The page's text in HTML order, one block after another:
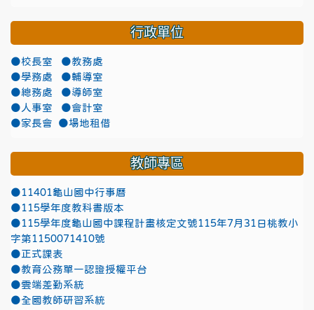
行政單位
●校長室
●教務處
●學務處
●輔導室
●總務處
●導師室
●人事室
●會計室
●家長會
●場地租借
教師專區
●11401龜山國中行事曆
●115學年度教科書版本
●115學年度龜山國中課程計畫核定文號115年7月31日桃教小
字第1150071410號
●正式課表
●教育公務單一認證授權平台
●雲端差勤系統
●全國教師研習系統